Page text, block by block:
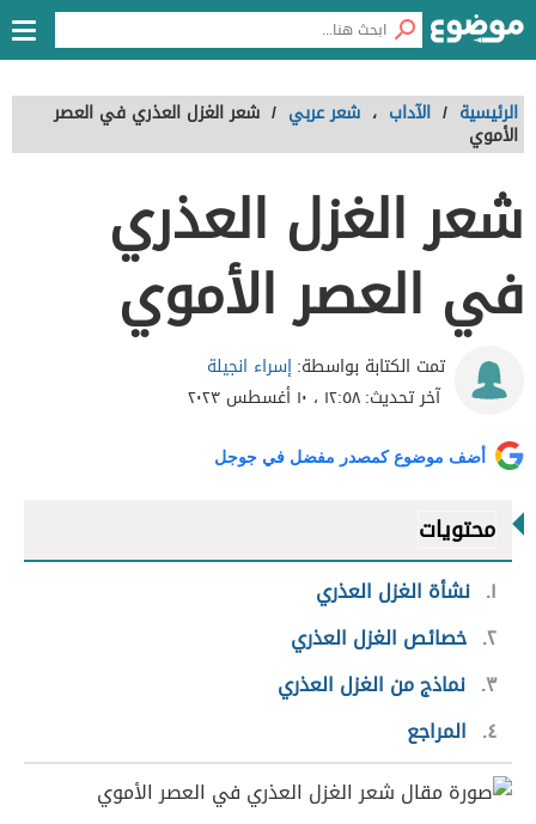
الرئيسية / الآداب ، شعر عربي / شعر الغزل العذري في العصر
الأموي
شعر الغزل العذري
في العصر الأموي
تمت الكتابة بواسطة:إسراء انجيلة
آخر تحديث:١٢:٥٨ ، ١٠ أغسطس ٢٠٢٣
أضف موضوع كمصدر مفضل في جوجل
محتويات
١ نشأة الغزل العذري
٢ خصائص الغزل العذري
٣ نماذج من الغزل العذري
٤
المراجع